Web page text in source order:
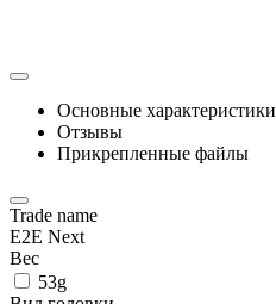
Основные характеристики
Отзывы
Прикрепленные файлы
Trade name
E2E Next
Вес
53g